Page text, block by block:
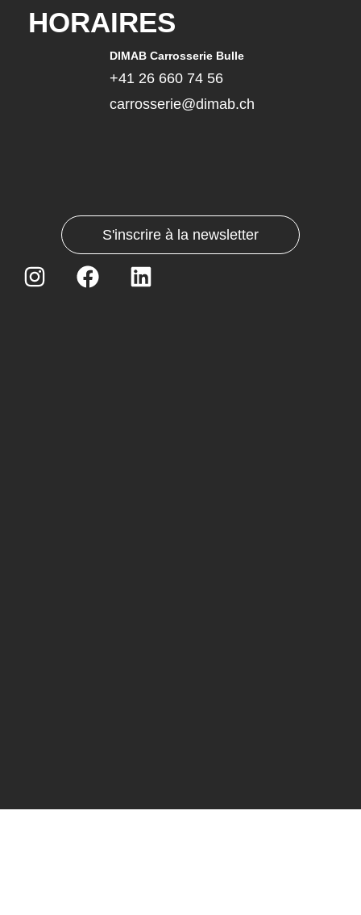
HORAIRES
DIMAB Carrosserie Bulle
+41 26 660 74 56
carrosserie@dimab.ch
S'inscrire à la newsletter